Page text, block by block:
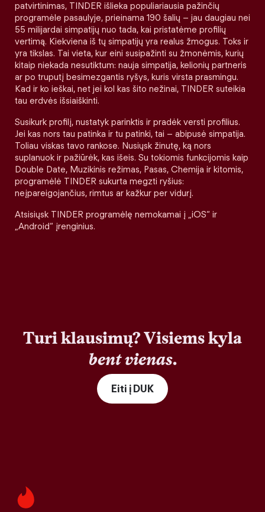
patvirtinimas, TINDER išlieka populiariausia pažinčių
programėle pasaulyje, prieinama 190 šalių – jau daugiau nei
55 milijardai simpatijų nuo tada, kai pristatėme profilių
vertimą. Kiekviena iš tų simpatijų yra realus žmogus. Toks ir
yra tikslas. Tai vieta, kur eini susipažinti su žmonėmis, kurių
kitaip niekada nesutiktum: nauja simpatija, kelionių partneris
ar po truputį besimezgantis ryšys, kuris virsta prasmingu.
Kad ir ko ieškai, net jei kol kas šito nežinai, TINDER suteikia
tau erdvės išsiaiškinti.
Susikurk profilį, nustatyk parinktis ir pradėk versti profilius.
Jei kas nors tau patinka ir tu patinki, tai – abipusė simpatija.
Toliau viskas tavo rankose. Nusiųsk žinutę, ką nors
suplanuok ir pažiūrėk, kas išeis. Su tokiomis funkcijomis kaip
Double Date, Muzikinis režimas, Pasas, Chemija ir kitomis,
programėlė TINDER sukurta megzti ryšius:
neįpareigojančius, rimtus ar kažkur per vidurį.
Atsisiųsk TINDER programėlę nemokamai į „iOS“ ir
„Android“ įrenginius.
Turi klausimų? Visiems kyla
bent vienas.
Eiti į DUK